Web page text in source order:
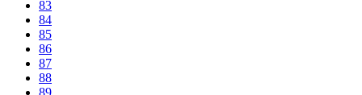
83
84
85
86
87
88
89